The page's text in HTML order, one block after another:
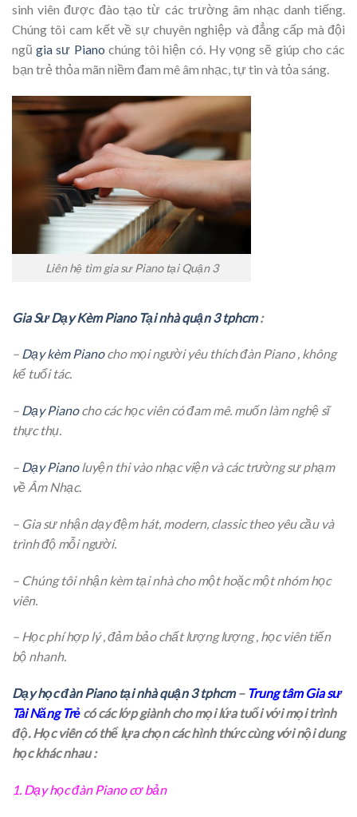
sinh viên được đào tạo từ các trường âm nhạc danh tiếng.
Chúng tôi cam kết về sự chuyên nghiệp và đẳng cấp mà đội
ngũgia sư Piano chúng tôi hiện có. Hy vọng sẽ giúp cho các
bạn trẻ thỏa mãn niềm đam mê âm nhạc, tự tin và tỏa sáng.
Liên hệ tìm gia sư Piano tại Quận 3
Gia Sư Dạy Kèm Piano Tại nhà quận 3 tphcm:
– Dạy kèm Pianocho mọi người yêu thích đàn Piano , không
kể tuổi tác.
– Dạy Pianocho các học viên có đam mê. muốn làm nghệ sĩ
thực thụ.
– Dạy Pianoluyện thi vào nhạc viện và các trường sư phạm
về Âm Nhạc.
– Gia sư nhận dạy đệm hát, modern, classic theo yêu cầu và
trình độ mỗi người.
– Chúng tôi nhận kèm tại nhà cho một hoặc một nhóm học
viên.
– Học phí hợp lý , đảm bảo chất lượng lượng , học viên tiến
bộ nhanh.
Dạy học đàn Piano tại nhà quận 3 tphcm– Trung tâm Gia sư
Tài Năng Trẻ có các lớp giành cho mọi lứa tuổi với mọi trình
độ. Học viên có thể lựa chọn các hình thức cùng với nội dung
học khác nhau :
1. Dạy học đàn Piano cơ bản